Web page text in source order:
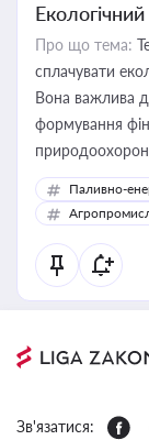
Про що тема:
сплачувати
Вона важлива
формування
Паливно-
Зв'язатися: